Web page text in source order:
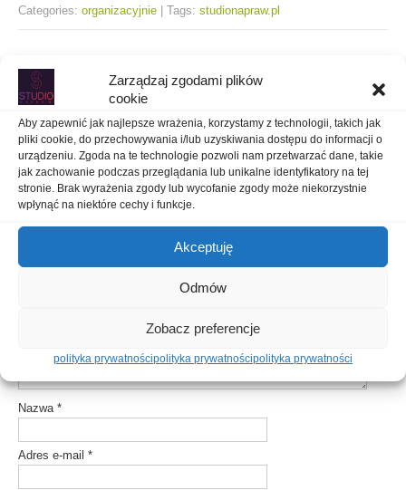
Zarządzaj zgodami plików
cookie
Aby zapewnić jak najlepsze wrażenia, korzystamy z technologii, takich jak
pliki cookie, do przechowywania i/lub uzyskiwania dostępu do informacji o
urządzeniu. Zgoda na te technologie pozwoli nam przetwarzać dane, takie
jak zachowanie podczas przeglądania lub unikalne identyfikatory na tej
stronie. Brak wyrażenia zgody lub wycofanie zgody może niekorzystnie
wpłynąć na niektóre cechy i funkcje.
Akceptuję
Odmów
Zobacz preferencje
polityka prywatnościpolityka prywatnościpolityka prywatności
Categories: organizacyjnie | Tags: studionapraw.pl
Post
navigation
iPhone 6s jak odzyskać dane
Musisz schłodzić iPhone’a przed użyciem go→
Dodaj komentarz
Komentarz
Nazwa *
Adres e-mail *